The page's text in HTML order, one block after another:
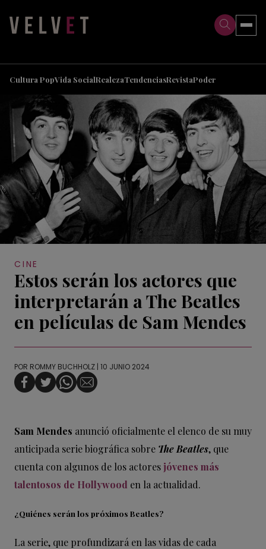
Cultura PopVida SocialRealezaTendenciasRevistaPoder
CINE
Estos serán los actores que
interpretarán a The Beatles
en películas de Sam Mendes
POR ROMMY BUCHHOLZ | 10 JUNIO 2024
Sam Mendes anunció oficialmente el elenco de su muy
anticipada serie biográfica sobre The Beatles, que
cuenta con algunos de los actores jóvenes más
talentosos de Hollywood en la actualidad.
¿Quiénes serán los próximos Beatles?
La serie, que profundizará en las vidas de cada